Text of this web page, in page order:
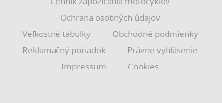
Ochrana osobných údajov
Veľkostné tabuľky
Obchodné podmienky
Reklamačný poriadok
Právne vyhlásenie
Impressum
Cookies